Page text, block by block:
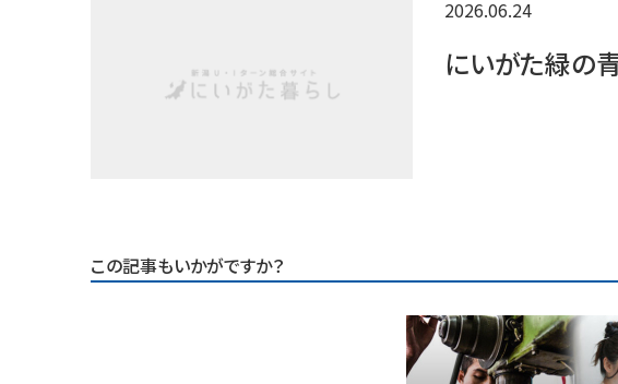
2026.06.24
にいがた緑の
この記事もいかがですか？